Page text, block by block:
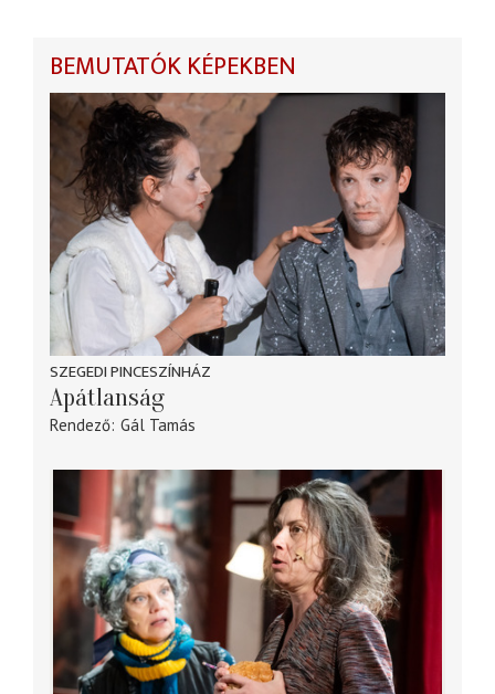
BEMUTATÓK KÉPEKBEN
SZEGEDI PINCESZÍNHÁZ
Apátlanság
Rendező Gál Tamás